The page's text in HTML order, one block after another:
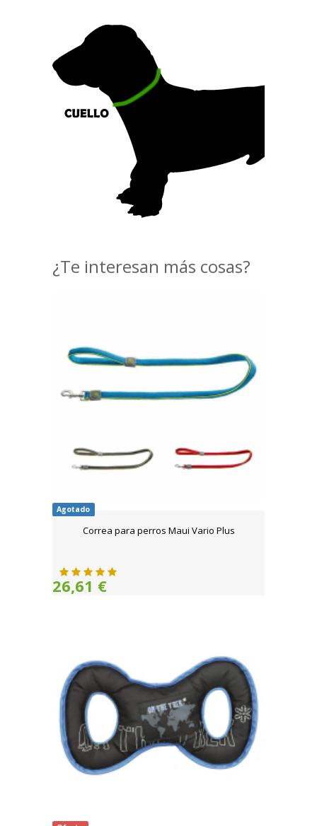
¿Te interesan más cosas?
Agotado
Correa para perros Maui Vario Plus
26,61 €